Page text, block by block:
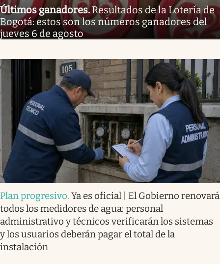
Últimos ganadores. Resultados de la Lotería de
Bogotá: estos son los números ganadores del
jueves 6 de agosto
Plan progresivo. Ya es oficial | El Gobierno renovará
todos los medidores de agua: personal
administrativo y técnicos verificarán los sistemas
y los usuarios deberán pagar el total de la
instalación